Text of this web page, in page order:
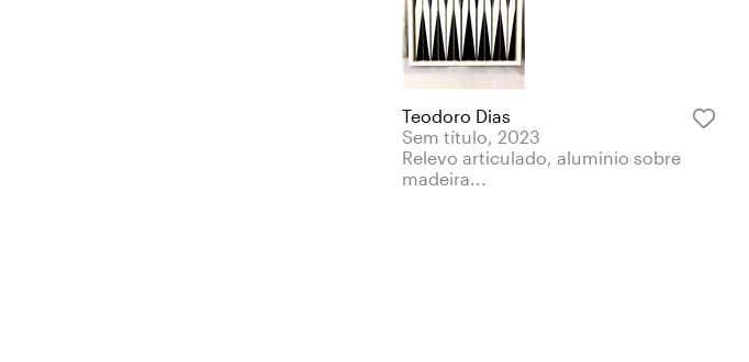
Teodoro Dias
Sem título, 2023
Relevo articulado, aluminio sobre
madeira...